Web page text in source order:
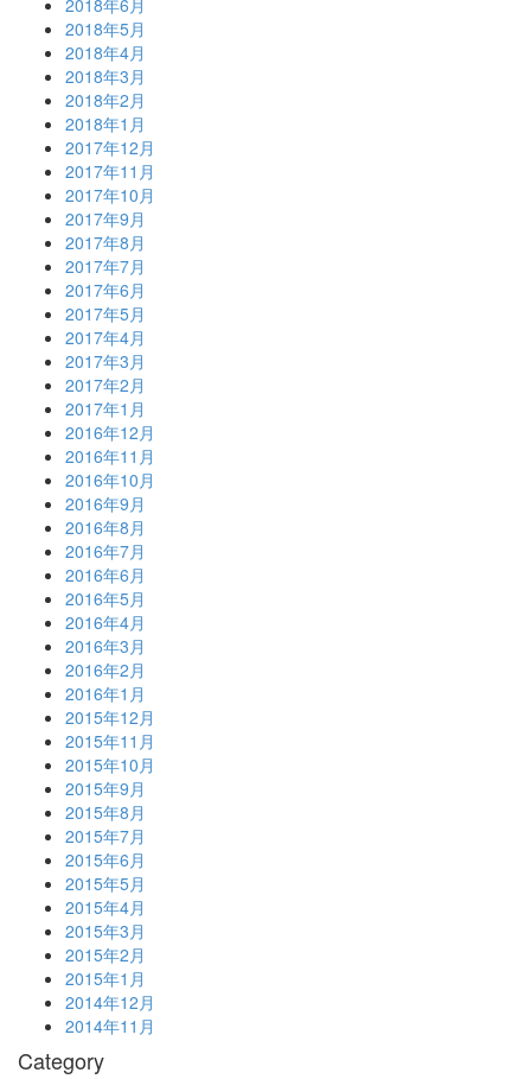
2018年6月
2018年5月
2018年4月
2018年3月
2018年2月
2018年1月
2017年12月
2017年11月
2017年10月
2017年9月
2017年8月
2017年7月
2017年6月
2017年5月
2017年4月
2017年3月
2017年2月
2017年1月
2016年12月
2016年11月
2016年10月
2016年9月
2016年8月
2016年7月
2016年6月
2016年5月
2016年4月
2016年3月
2016年2月
2016年1月
2015年12月
2015年11月
2015年10月
2015年9月
2015年8月
2015年7月
2015年6月
2015年5月
2015年4月
2015年3月
2015年2月
2015年1月
2014年12月
2014年11月
Category